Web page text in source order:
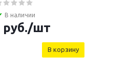
В наличии
руб./шт
В корзину